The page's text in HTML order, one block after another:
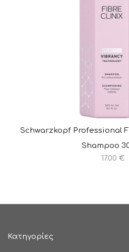
Schwarzkopf Professional
Shampoo
17.00 €
Κατηγορίες